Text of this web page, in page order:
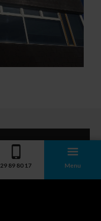
29 89 80 17 Menu